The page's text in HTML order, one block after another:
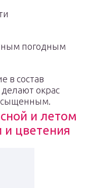
погодным
в состав
окрас
и летом
и цветения